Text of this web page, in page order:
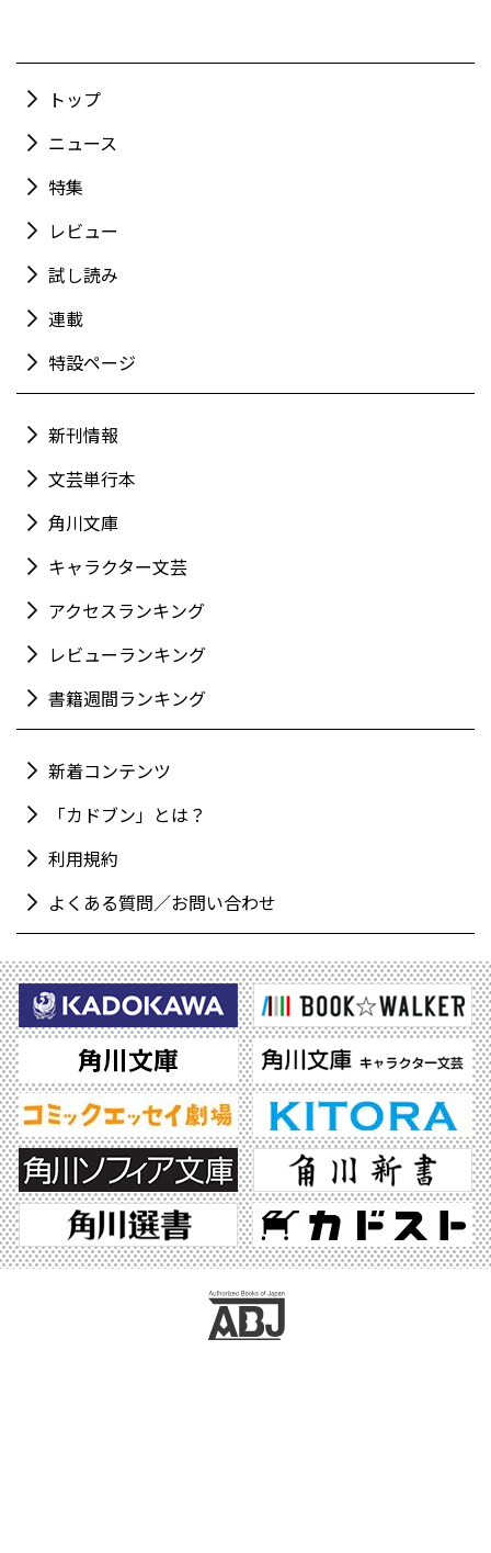
トップ
ニュース
特集
レビュー
試し読み
連載
特設ページ
新刊情報
文芸単行本
角川文庫
キャラクター文芸
アクセスランキング
レビューランキング
書籍週間ランキング
新着コンテンツ
「カドブン」とは？
利用規約
よくある質問／お問い合わせ